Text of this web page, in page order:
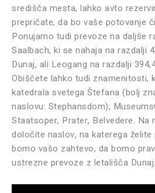
središča mesta, lahko avto
prepričate, da bo vaše potovanje
Ponujamo tudi prevoze na daljše
Saalbach, ki se nahaja na razdalji
Dunaj, ali Leogang na razdalji
Obiščete lahko tudi znamenitosti,
katedrala svetega Štefana (bolj
naslovu: Stephansdom),
Staatsoper, Prater, Belvedere. Na
določite naslov, na katerega
bomo vašo zahtevo, da bomo
ustrezne prevoze z letališča Dunaj.